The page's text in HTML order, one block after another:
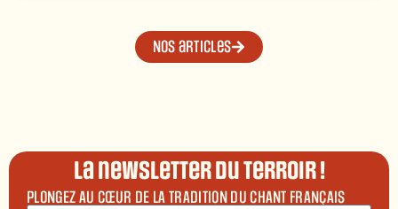
Nos articles
La newsletter du terroir !
PLONGEZ AU CŒUR DE LA TRADITION DU CHANT FRANÇAIS